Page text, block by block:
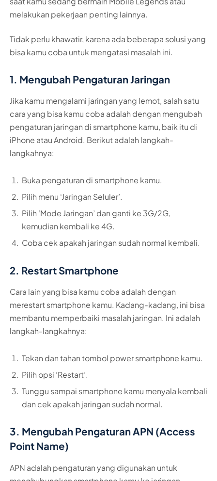
melakukan pekerjaan penting lainnya.
Tidak perlu khawatir, karena ada beberapa solusi yang
bisa kamu coba untuk mengatasi masalah ini.
1. Mengubah Pengaturan Jaringan
Jika kamu mengalami jaringan yang lemot, salah satu
cara yang bisa kamu coba adalah dengan mengubah
pengaturan jaringan di smartphone kamu, baik itu di
iPhone atau Android. Berikut adalah langkah-
langkahnya:
Buka pengaturan di smartphone kamu.
Pilih menu ‘Jaringan Seluler’.
Pilih ‘Mode Jaringan’ dan ganti ke 3G/2G,
kemudian kembali ke 4G.
Coba cek apakah jaringan sudah normal kembali.
2. Restart Smartphone
Cara lain yang bisa kamu coba adalah dengan
merestart smartphone kamu. Kadang-kadang, ini bisa
membantu memperbaiki masalah jaringan. Ini adalah
langkah-langkahnya:
Tekan dan tahan tombol power smartphone kamu.
Pilih opsi ‘Restart’.
Tunggu sampai smartphone kamu menyala kembali
dan cek apakah jaringan sudah normal.
3. Mengubah Pengaturan APN (Access
Point Name)
APN adalah pengaturan yang digunakan untuk